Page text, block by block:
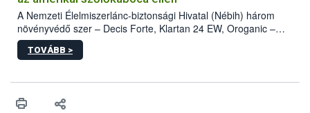
A Nemzeti Élelmiszerlánc-biztonsági Hivatal (Nébih) három
növényvédő szer – Decis Forte, Klartan 24 EW, Oroganic –
engedélyokiratát módosította, így azok a szüretet követően,
egészen a vesszőérettség (BBCH 91) stádiumáig
érésű szőlőkben is legyen lehetőség a károsító elleni további
felhasználók számára is elérhető és ökológiai termesztésben is
TOVÁBB >